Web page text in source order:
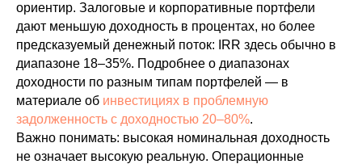
ориентир. Залоговые и корпоративные портфели
дают меньшую доходность в процентах, но более
предсказуемый денежный поток: IRR здесь обычно в
диапазоне 18–35%. Подробнее о диапазонах
доходности по разным типам портфелей — в
материале об инвестициях в проблемную
задолженность с доходностью 20–80%.
Важно понимать: высокая номинальная доходность
не означает высокую реальную. Операционные